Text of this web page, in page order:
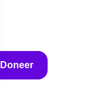
Doneer